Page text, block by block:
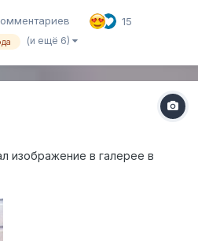
15
(и ещё 6)
изображение в галерее в